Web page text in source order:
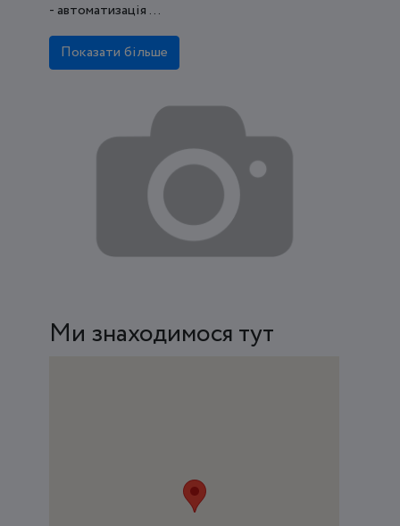
- автоматизація ...
Показати більше
Ми знаходимося тут